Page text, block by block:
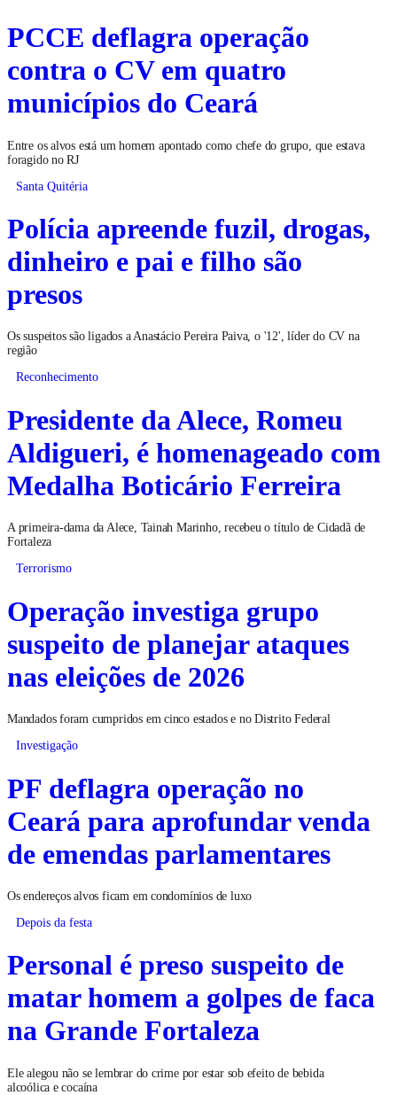
PCCE deflagra operação
contra o CV em quatro
municípios do Ceará
Entre os alvos está um homem apontado como chefe do grupo, que estava
foragido no RJ
Santa Quitéria
Polícia apreende fuzil, drogas,
dinheiro e pai e filho são
presos
Os suspeitos são ligados a Anastácio Pereira Paiva, o '12', líder do CV na
região
Reconhecimento
Presidente da Alece, Romeu
Aldigueri, é homenageado com
Medalha Boticário Ferreira
A primeira-dama da Alece, Tainah Marinho, recebeu o título de Cidadã de
Fortaleza
Terrorismo
Operação investiga grupo
suspeito de planejar ataques
nas eleições de 2026
Mandados foram cumpridos em cinco estados e no Distrito Federal
Investigação
PF deflagra operação no
Ceará para aprofundar venda
de emendas parlamentares
Os endereços alvos ficam em condomínios de luxo
Depois da festa
Personal é preso suspeito de
matar homem a golpes de faca
na Grande Fortaleza
Ele alegou não se lembrar do crime por estar sob efeito de bebida
alcoólica e cocaína